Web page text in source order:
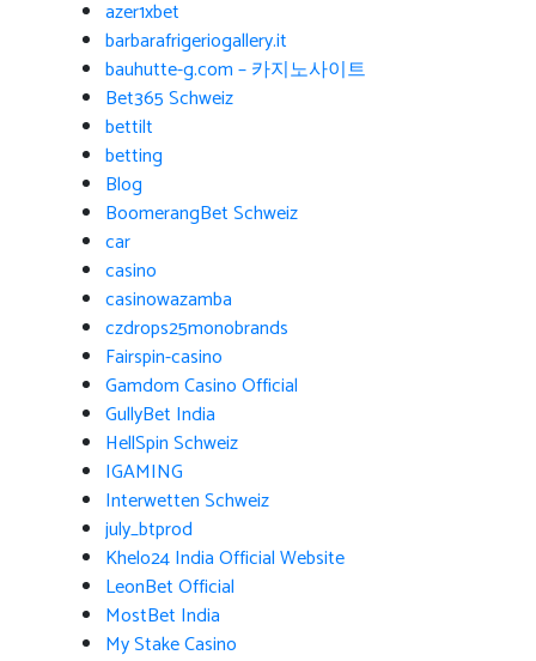
azer1xbet
barbarafrigeriogallery.it
bauhutte-g.com – 카지노사이트
Bet365 Schweiz
bettilt
betting
Blog
BoomerangBet Schweiz
car
casino
casinowazamba
czdrops25monobrands
Fairspin-casino
Gamdom Casino Official
GullyBet India
HellSpin Schweiz
IGAMING
Interwetten Schweiz
july_btprod
Khelo24 India Official Website
LeonBet Official
MostBet India
My Stake Casino